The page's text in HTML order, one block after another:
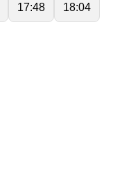
17:48 18:04